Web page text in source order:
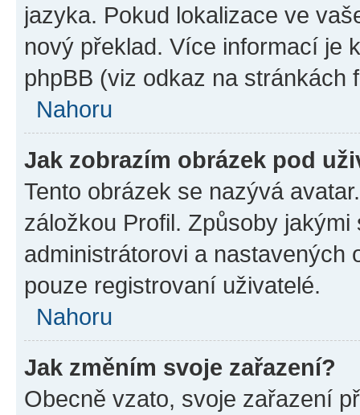
jazyka. Pokud lokalizace ve
nový překlad. Více informací je
phpBB (viz odkaz na stránkách
Nahoru
Jak zobrazím obrázek pod
Tento obrázek se nazývá
záložkou Profil. Způsoby
administrátorovi a nastavených
pouze registrovaní uživatelé.
Nahoru
Jak změním svoje zařazení?
Obecně vzato, svoje zařazení